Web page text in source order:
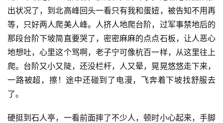
出状况了，到北高峰回头一看只有我和蛋妞，被告知不用再
等，只好两人爬美人峰。人挤人地爬台阶，过军事禁地后的
那段台阶下坡简直要哭了，密密麻麻的点点石板，让人恶心
地想吐，心里这个骂啊，老子宁可像杭百一样，从这里往上
爬。台阶又小又陡，还没栏杆，人又晕，晃晃悠悠走下来，
一路被超，擦！途中还碰到了电漫，飞奔着下坡找舒服去
了。
硬挺到石人亭，一看前面摔了不少人，顿时小心起来，手脚